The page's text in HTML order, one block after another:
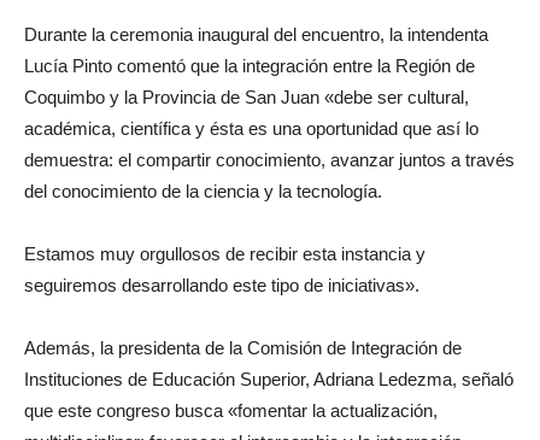
Durante la ceremonia inaugural del encuentro, la intendenta
Lucía Pinto comentó que la integración entre la Región de
Coquimbo y la Provincia de San Juan «debe ser cultural,
académica, científica y ésta es una oportunidad que así lo
demuestra: el compartir conocimiento, avanzar juntos a través
del conocimiento de la ciencia y la tecnología.
Estamos muy orgullosos de recibir esta instancia y
seguiremos desarrollando este tipo de iniciativas».
Además, la presidenta de la Comisión de Integración de
Instituciones de Educación Superior, Adriana Ledezma, señaló
que este congreso busca «fomentar la actualización,